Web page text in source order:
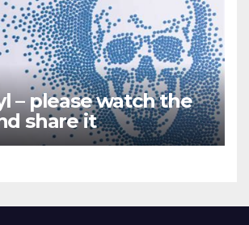
– please watch the
share it